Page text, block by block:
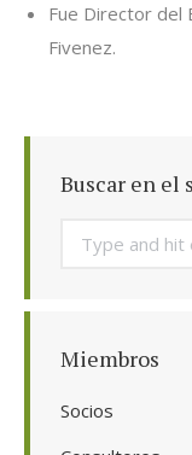
Fue Director del
Fivenez.
Buscar en el
Search:
Miembros
Socios